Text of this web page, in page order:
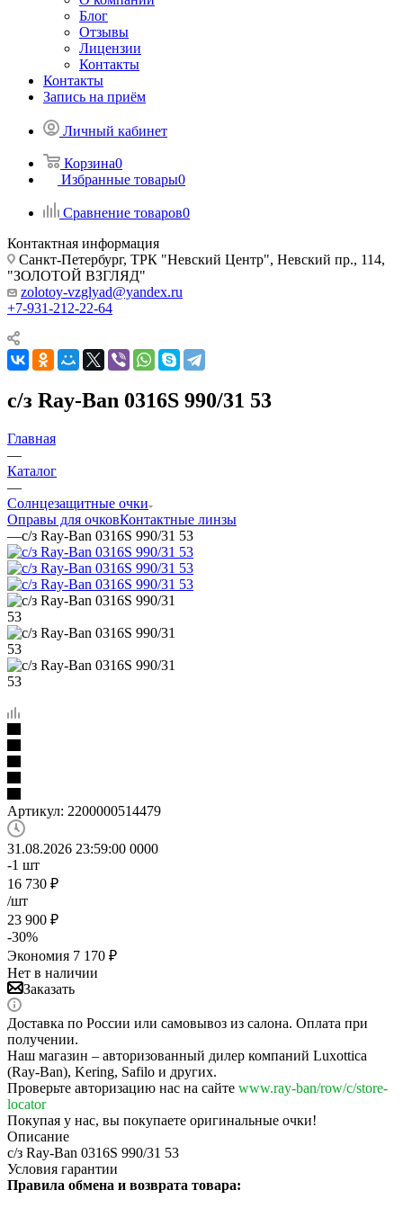
Блог
Отзывы
Лицензии
Контакты
Контакты
Запись на приём
Личный кабинет
Корзина0
Избранные товары0
Сравнение товаров0
Контактная информация
Санкт-Петербург, ТРК "Невский Центр", Невский пр., 114,
"ЗОЛОТОЙ ВЗГЛЯД"
zolotoy-vzglyad@yandex.ru
+7-931-212-22-64
с/з Ray-Ban 0316S 990/31 53
Главная
—
Каталог
—
Солнцезащитные очки
Оправы для очковКонтактные линзы
—с/з Ray-Ban 0316S 990/31 53
Артикул: 2200000514479
31.08.2026 23:59:00 0000
-1 шт
16 730 ₽
/шт
23 900 ₽
-30%
Экономия 7 170 ₽
Нет в наличии
Заказать
Доставка по России или самовывоз из салона. Оплата при
получении.
Наш магазин – авторизованный дилер компаний Luxottica
(Ray-Ban), Kering, Safilo и других.
Проверьте авторизацию нас на сайте www.ray-ban/row/c/store-
locator
Покупая у нас, вы покупаете оригинальные очки!
Описание
с/з Ray-Ban 0316S 990/31 53
Условия гарантии
Правила обмена и возврата товара: